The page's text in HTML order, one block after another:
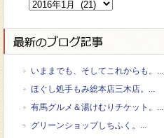
いままでも、そしてこれからも。...
ほぐし処手もみ総本店三木店。...
有馬グルメ＆湯けむりチケット。...
グリーンショップしちふく。...